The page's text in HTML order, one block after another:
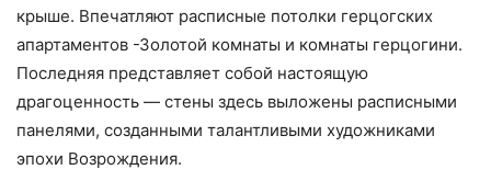
крыше. Впечатляют расписные потолки герцогских
апартаментов -Золотой комнаты и комнаты герцогини.
Последняя представляет собой настоящую
драгоценность — стены здесь выложены расписными
панелями, созданными талантливыми художниками
эпохи Возрождения.